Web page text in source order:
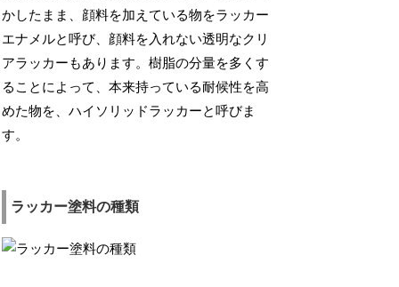
かしたまま、顔料を加えている物をラッカー
エナメルと呼び、顔料を入れない透明なクリ
アラッカーもあります。樹脂の分量を多くす
ることによって、本来持っている耐候性を高
めた物を、ハイソリッドラッカーと呼びま
す。
ラッカー塗料の種類